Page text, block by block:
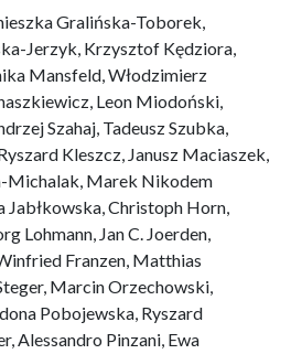
Gralińska-Toborek,
Jerzyk, Krzysztof Kędziora,
Mansfeld, Włodzimierz
Leon Miodoński,
Szahaj, Tadeusz Szubka,
Kleszcz, Janusz Maciaszek,
Michalak, Marek Nikodem
Jabłkowska, Christoph Horn,
Lohmann, Jan C. Joerden,
Franzen, Matthias
Marcin Orzechowski,
Pobojewska, Ryszard
Alessandro Pinzani, Ewa